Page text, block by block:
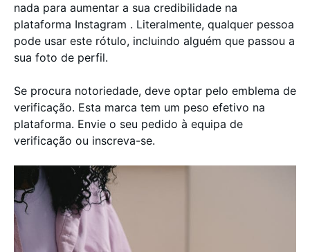
nada para aumentar a sua credibilidade na
plataforma Instagram . Literalmente, qualquer pessoa
pode usar este rótulo, incluindo alguém que passou a
sua foto de perfil.
Se procura notoriedade, deve optar pelo emblema de
verificação. Esta marca tem um peso efetivo na
plataforma. Envie o seu pedido à equipa de
verificação ou inscreva-se.